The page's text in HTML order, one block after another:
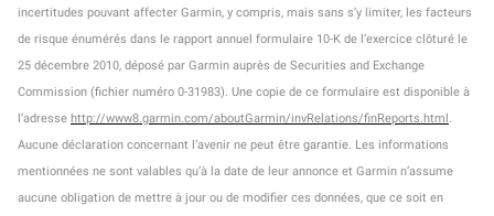
incertitudes pouvant affecter Garmin, y compris, mais sans s’y limiter, les facteurs
de risque énumérés dans le rapport annuel formulaire 10-K de l’exercice clôturé le
25 décembre 2010, déposé par Garmin auprès de Securities and Exchange
Commission (fichier numéro 0-31983). Une copie de ce formulaire est disponible à
l’adresse http://www8.garmin.com/aboutGarmin/invRelations/finReports.html .
Aucune déclaration concernant l’avenir ne peut être garantie. Les informations
mentionnées ne sont valables qu’à la date de leur annonce et Garmin n’assume
aucune obligation de mettre à jour ou de modifier ces données, que ce soit en